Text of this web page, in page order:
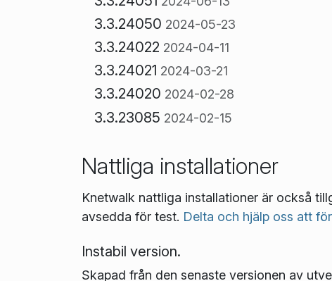
3.3.24050 2024-05-23
3.3.24022 2024-04-11
3.3.24021 2024-03-21
3.3.24020 2024-02-28
3.3.23085 2024-02-15
Nattliga installationer
Knetwalk nattliga installationer är också
avsedda för test. Delta och hjälp oss att
Instabil version.
Skapad från den senaste versionen av